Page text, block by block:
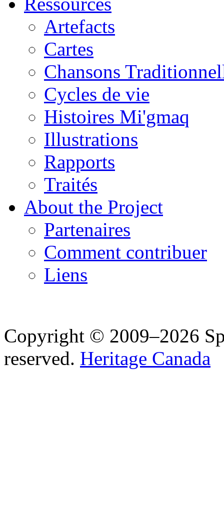
Artefacts
Cartes
Chansons
Cycles de vie
Histoires Mi'gmaq
Illustrations
Rapports
Traités
About the Project
Partenaires
Comment contribuer
Liens
Copyright © 2009–2026
reserved. Heritage Canada